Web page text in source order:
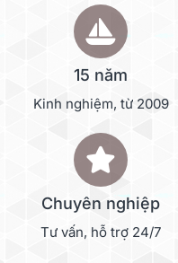
15 năm
Kinh nghiệm, từ 2009
Chuyên nghiệp
Tư vấn, hỗ trợ 24/7